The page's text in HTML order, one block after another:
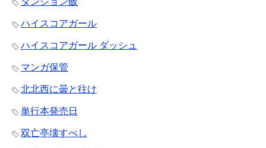
ハイスコアガール
ハイスコアガール ダッシュ
マンガ保管
北北西に曇と往け
単行本発売日
双亡亭壊すべし